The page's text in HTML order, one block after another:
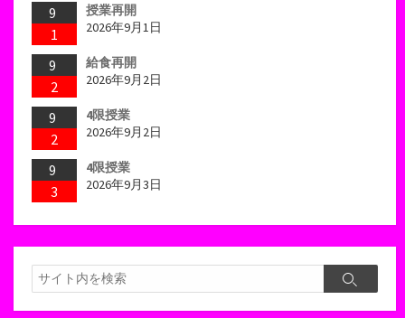
9
1
授業再開
2026年9月1日
9
2
給食再開
2026年9月2日
9
2
4限授業
2026年9月2日
9
3
4限授業
2026年9月3日
検
索
検